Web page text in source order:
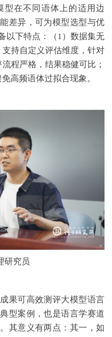
型在不同语体上的适用边
差异，可为模型选型与优
以下特点：（1）数据集无
持自定义评估维度，针对
程严格，结果稳健可比；
高频语体过拟合现象。
研究员
可高效测评大模型语言
型案例，也是语言学赛道
其意义有两点：其一，如